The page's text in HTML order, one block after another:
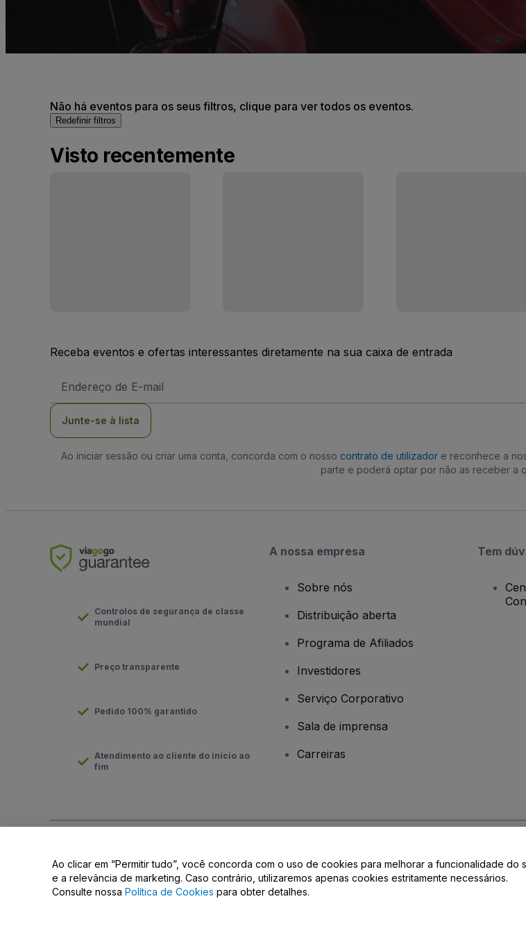
Não há eventos para os seus filtros, clique para ver todos os eventos.
Redefinir filtros
Visto recentemente
Receba eventos e ofertas interessantes diretamente na sua caixa de entrada
de
Junte-se à lista
Ao iniciar sessão ou criar uma conta, concorda com o nosso contrato de utilizador e reconhece a
parte e poderá optar por não as receber a
Controlos de segurança de classe
mundial
Preço transparente
Pedido 100% garantido
Atendimento ao cliente do início ao
fim
A nossa empresa
Sobre nós
Distribuição aberta
Programa de Afiliados
Investidores
Serviço Corporativo
Sala de imprensa
Carreiras
Tem
O uso deste site constitui aceitação dosTermos e Condições e daPolítica de PrivacidadeDo Not Share My
Ao clicar em “Permitir tudo”, você concorda com o uso de cookies para melhorar a funcionalidade do
e a relevância de marketing. Caso contrário, utilizaremos apenas cookies estritamente necessários.
Consulte nossa Política de Cookies para obter detalhes.